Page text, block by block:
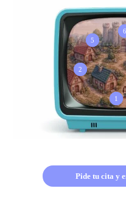
1
2
5
6
Pide tu cita y